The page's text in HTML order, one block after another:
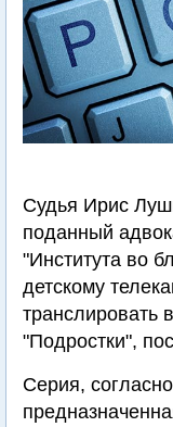
Судья Ирис
поданный
"Института во
детскому
транслировать
"Подростки",
Серия,